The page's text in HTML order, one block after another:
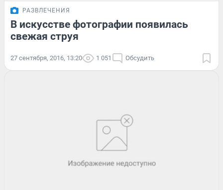
РАЗВЛЕЧЕНИЯ
В искусстве фотографии появилась
свежая струя
27 сентября, 2016, 13:20 1 051 Обсудить